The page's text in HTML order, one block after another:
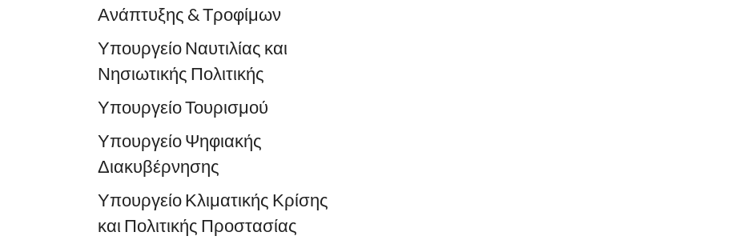
Ανάπτυξης & Τροφίμων
Υπουργείο Ναυτιλίας και
Νησιωτικής Πολιτικής
Υπουργείο Τουρισμού
Υπουργείο Ψηφιακής
Διακυβέρνησης
Υπουργείο Κλιματικής Κρίσης
και Πολιτικής Προστασίας